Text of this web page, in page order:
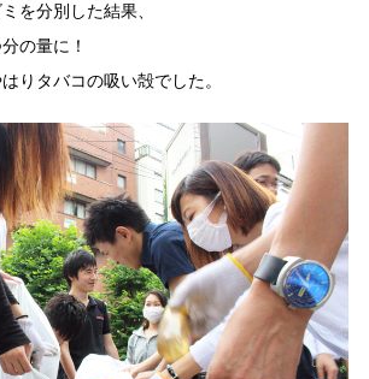
を分別した結果、
の量に！
りタバコの吸い殻でした。